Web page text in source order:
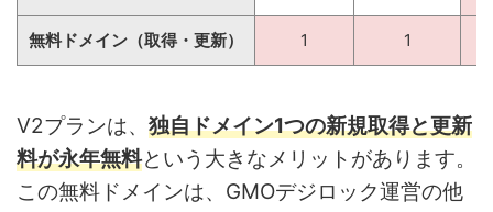
無料ドメイン（取得・更新） 1 1
V2プランは、 独自ドメイン1つの新規取得と更新
料が永年無料という大きなメリットがあります。
この無料ドメインは、GMOデジロック運営の他